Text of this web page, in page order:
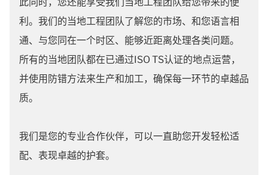
利。我们的当地工程团队了解您的市场、和您语言相
通、与您同在一个时区、能够近距离处理各类问题。
所有的当地团队都在已通过ISO TS认证的地点运营，
并使用防错方法来生产和加工，确保每一环节的卓越品
质。
我们是您的专业合作伙伴，可以一直助您开发轻松适
配、 表现卓越的护套。